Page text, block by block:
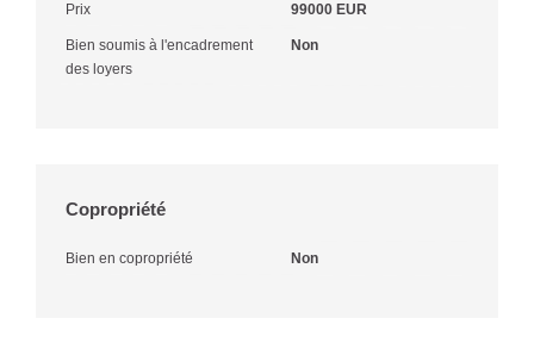
Prix 99000 EUR
Bien soumis à l'encadrement
des loyers
Non
Copropriété
Bien en copropriété Non